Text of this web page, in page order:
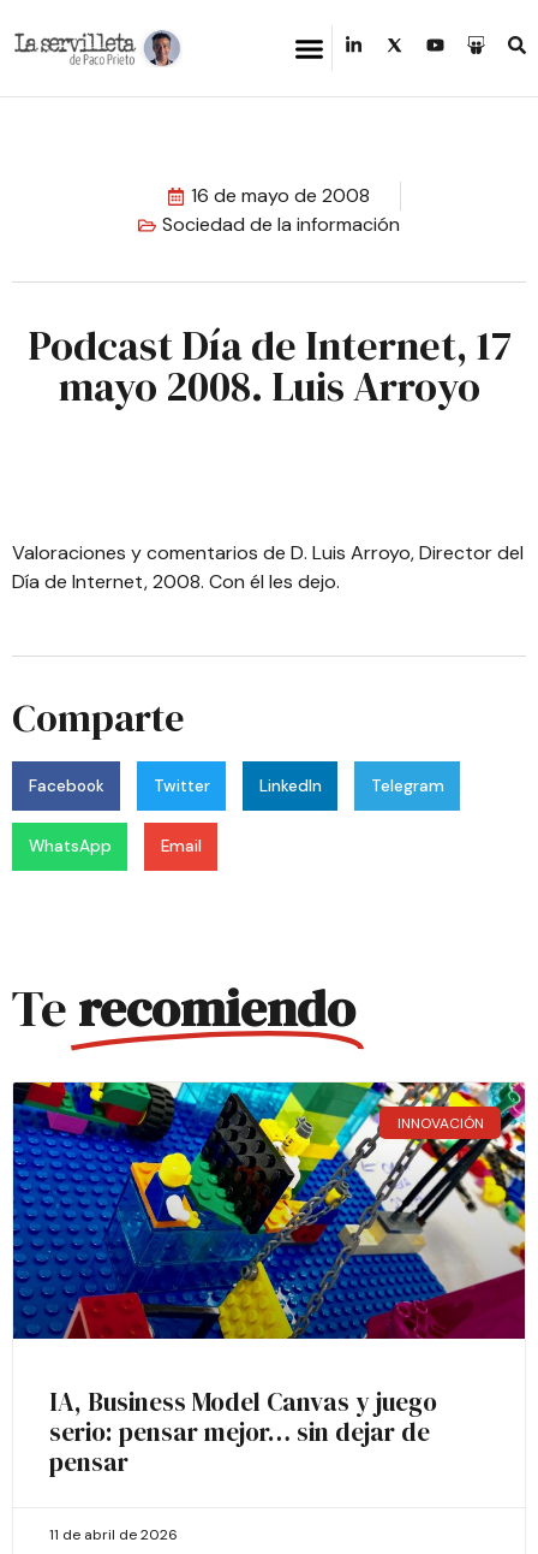
16 de mayo de 2008
Sociedad de la información
Podcast Día de Internet, 17
mayo 2008. Luis Arroyo
Valoraciones y comentarios de D. Luis Arroyo, Director del
Día de Internet, 2008. Con él les dejo.
Comparte
Facebook Twitter LinkedIn Telegram
WhatsApp Email
Terecomiendo
INNOVACIÓN
IA, Business Model Canvas y juego
serio: pensar mejor… sin dejar de
pensar
11 de abril de 2026